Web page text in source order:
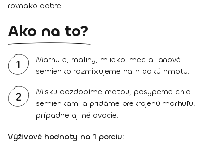
rovnako dobre.
Ako na to?
1
Marhule, maliny, mlieko, med a ľanové
semienko rozmixujeme na hladkú hmotu.
2
Misku dozdobíme mätou, posypeme chia
semienkami a pridáme prekrojenú marhuľu,
prípadne aj iné ovocie.
Výživové hodnoty na 1 porciu: